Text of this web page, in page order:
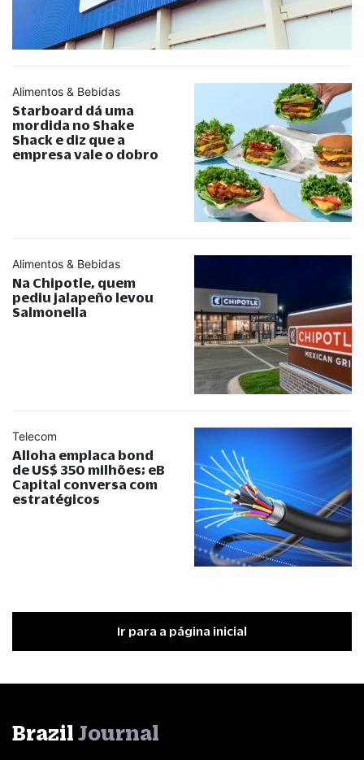
Alimentos & Bebidas
Starboard dá uma
mordida no Shake
Shack e diz que a
empresa vale o dobro
Alimentos & Bebidas
Na Chipotle, quem
pediu jalapeño levou
Salmonella
Telecom
Alloha emplaca bond
de US$ 350 milhões; eB
Capital conversa com
estratégicos
Ir para a página inicial
Brazil Journal